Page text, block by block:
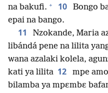
na bakufi. + 10
Bongo
epai na bango.
11
Nzokande, Maria
libándá pene na lilita
wana azalaki kolela,
kati ya lilita 12 mpe
bilamba ya mpɛmbɛ